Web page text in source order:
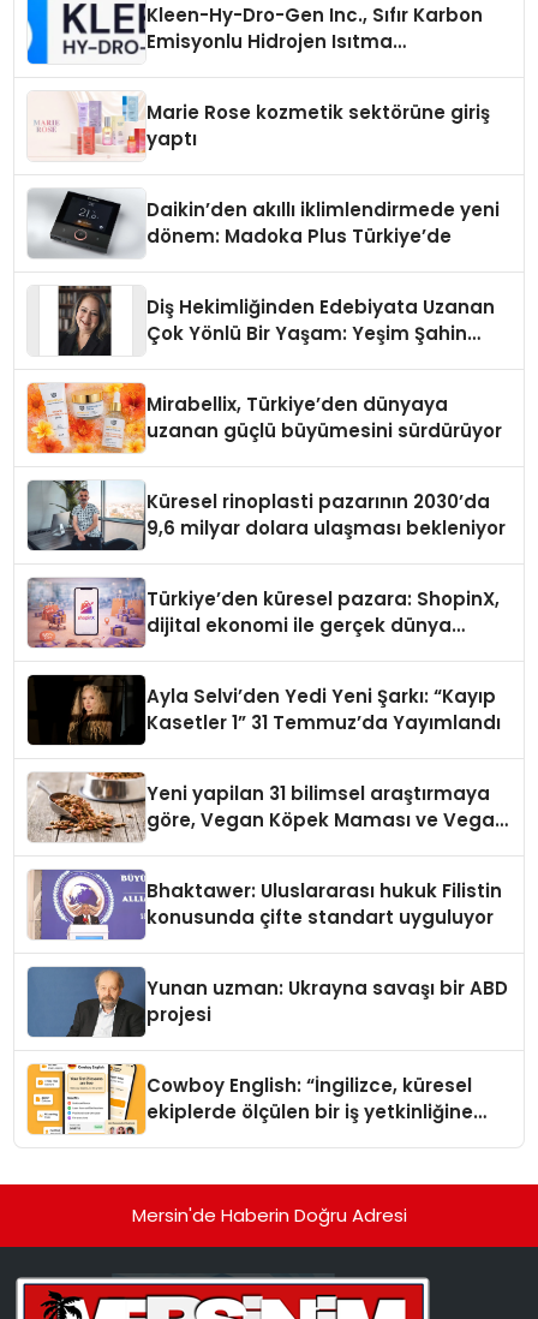
Kleen-Hy-Dro-Gen Inc., Sıfır Karbon
Emisyonlu Hidrojen Isıtma
Marie Rose kozmetik sektörüne giriş
yaptı
Daikin’den akıllı iklimlendirmede yeni
dönem: Madoka Plus Türkiye’de
Diş Hekimliğinden Edebiyata Uzanan
Çok Yönlü Bir Yaşam: Yeşim Şahin
Mirabellix, Türkiye’den dünyaya
uzanan güçlü büyümesini sürdürüyor
Küresel rinoplasti pazarının 2030’da
9,6 milyar dolara ulaşması bekleniyor
Türkiye’den küresel pazara: ShopinX,
dijital ekonomi ile gerçek dünya
Ayla Selvi’den Yedi Yeni Şarkı: “Kayıp
Kasetler 1” 31 Temmuz’da Yayımlandı
Yeni yapilan 31 bilimsel araştırmaya
göre, Vegan Köpek Maması ve Vegan
Bhaktawer: Uluslararası hukuk Filistin
konusunda çifte standart uyguluyor
Yunan uzman: Ukrayna savaşı bir ABD
projesi
Cowboy English: “İngilizce, küresel
ekiplerde ölçülen bir iş yetkinliğine
Mersin'de Haberin Doğru Adresi